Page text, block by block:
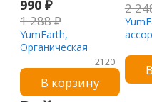
990 ₽
1 288₽
YumEarth,
Органическая
лакрица, Черная, 5
унц. (142 г)
2120
В корзину
2